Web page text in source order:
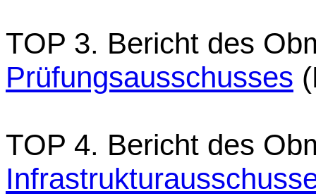
TOP 3. Bericht des
Prüfungsausschusses
TOP 4. Bericht des